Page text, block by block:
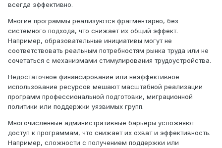
всегда эффективно.
Многие программы реализуются фрагментарно, без
системного подхода, что снижает их общий эффект.
Например, образовательные инициативы могут не
соответствовать реальным потребностям рынка труда или не
сочетаться с механизмами стимулирования трудоустройства.
Недостаточное финансирование или неэффективное
использование ресурсов мешают масштабной реализации
программ профессиональной подготовки, миграционной
политики или поддержки уязвимых групп.
Многочисленные административные барьеры усложняют
доступ к программам, что снижает их охват и эффективность.
Например, сложности с получением поддержки или